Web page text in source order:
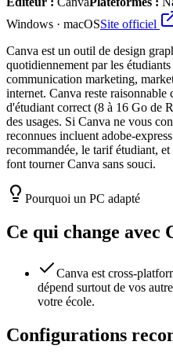
Windows · macOSSite officiel
Canva est un outil de design
quotidiennement par les
communication marketing,
internet. Canva reste
d'étudiant correct (8 à 16 Go de
des usages. Si Canva ne vous
reconnues incluent adobe-
recommandée, le tarif étudiant,
font tourner Canva sans souci.
Pourquoi un PC adapté
Ce qui change avec
Canva est cross-
dépend surtout de vos
votre école.
Configurations